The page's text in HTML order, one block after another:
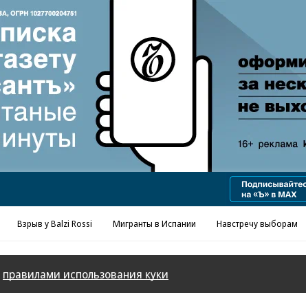
Реклама в «Ъ» www.kommersant.ru/ad
Взрыв у Balzi Rossi Мигранты в Испании Навстречу выборам
правилами использования куки